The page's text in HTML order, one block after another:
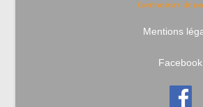
Mentions
Facebook